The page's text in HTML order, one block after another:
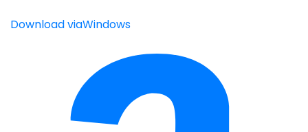
Download viaWindows